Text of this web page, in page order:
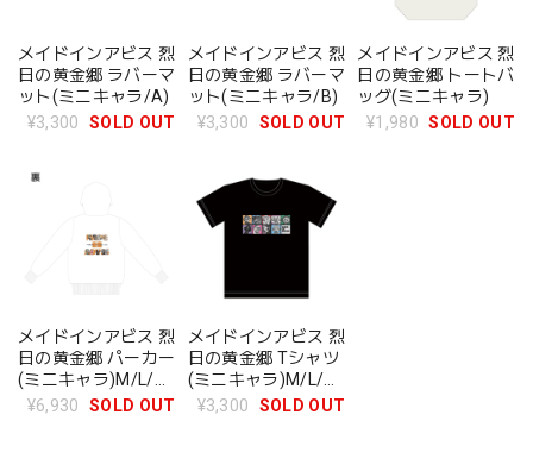
メイドインアビス 烈
日の黄金郷 ラバーマ
ット(ミニキャラ/A)
¥3,300
SOLD OUT
メイドインアビス 烈
日の黄金郷 ラバーマ
ット(ミニキャラ/B)
¥3,300
SOLD OUT
メイドインアビス 烈
日の黄金郷 トートバ
ッグ(ミニキャラ)
¥1,980 SOLD OUT
メイドインアビス 烈
日の黄金郷 パーカー
(ミニキャラ)M/L/XL
サイズ
¥6,930 SOLD OUT
メイドインアビス 烈
日の黄金郷 Tシャツ
(ミニキャラ)M/L/XL
サイズ
¥3,300 SOLD OUT